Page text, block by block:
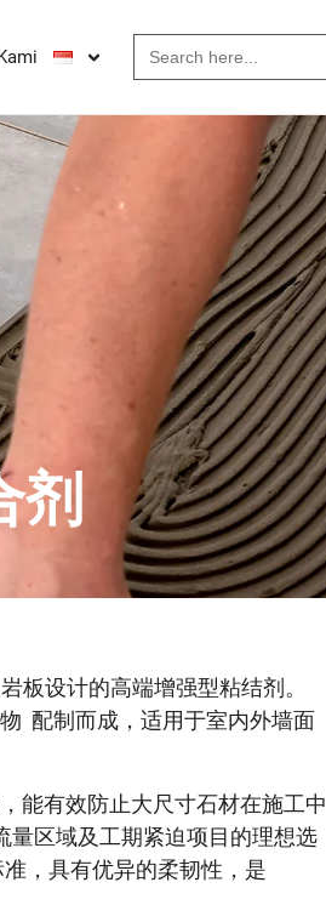
for:
剂
板设计的高端增强型粘结剂。
配制而成，适用于室内外墙面
能有效防止大尺寸石材在施工中
量区域及工期紧迫项目的理想选
准，具有优异的柔韧性，是